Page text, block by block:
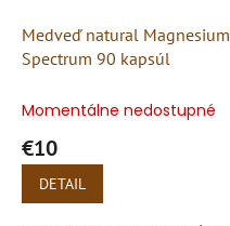
Medveď natural Magnesium
Spectrum 90 kapsúl
Momentálne nedostupné
€10
DETAIL